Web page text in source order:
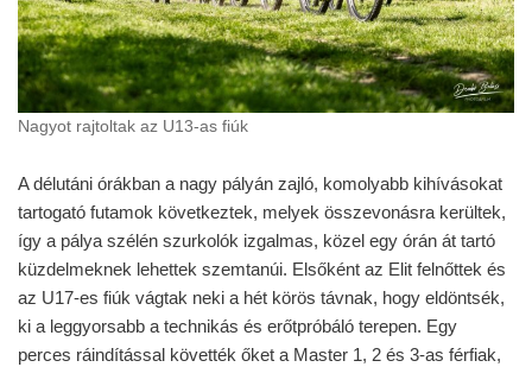
Nagyot rajtoltak az U13-as fiúk
A délutáni órákban a nagy pályán zajló, komolyabb kihívásokat
tartogató futamok következtek, melyek összevonásra kerültek,
így a pálya szélén szurkolók izgalmas, közel egy órán át tartó
küzdelmeknek lehettek szemtanúi. Elsőként az Elit felnőttek és
az U17-es fiúk vágtak neki a hét körös távnak, hogy eldöntsék,
ki a leggyorsabb a technikás és erőtpróbáló terepen. Egy
perces ráindítással követték őket a Master 1, 2 és 3-as férfiak,